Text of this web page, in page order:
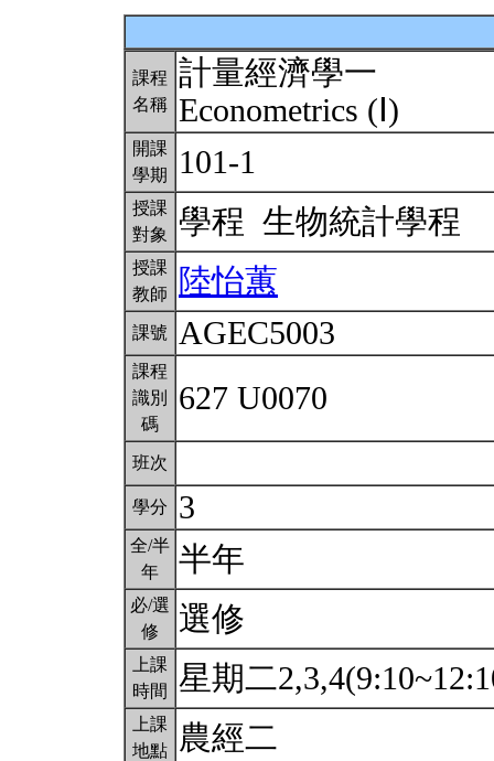
課程
名稱
計量經濟學一
Econometrics (Ⅰ)
開課
學期
101-1
授課
對象
學程 生物統計學程
授課
教師
陸怡蕙
課號 AGEC5003
課程
識別
碼
627 U0070
班次
學分 3
全/半
年
半年
必/選
修
選修
上課
時間
星期二
上課
地點
農經二